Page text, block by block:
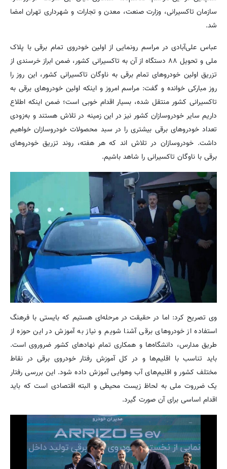
سازمان تاکسیرانی، وزارت صنعت، معدن و تجارات و شهرداری تهران امضا
شد.
عباس علی‌آبادی در مراسم رونمایی از اولین خودروی تمام برقی با پلاک
ملی و تحویل ۸۸ دستگاه از آن به تاکسیرانی کشور، ضمن ابراز خرسندی از
تزریق اولین خودروهای تمام برقی به ناوگان تاکسیرانی کشور، این روز را
روز مبارکی خوانده و گفت: مراسم امروز و اینکه اولین خودروهای برقی به
تاکسیرانی کشور منتقل شده، بسیار اقدام خوبی است؛ ضمن اینکه اطلاع
داریم سایر خودروسازان کشور نیز در این زمینه در تلاش هستند و به‌زودی
تعداد خودروهای برقی بیشتری را در سبد محصولات خودروسازان خواهیم
داشت. خودروسازان در تلاش اند که هر هفته، روند تزریق خودروهای
برقی با ناوگان تاکسیرانی را شاهد باشیم.
وی تصریح کرد: اما در حقیقت در مرحله‌ای هستیم که بایستی با فرهنگ‌
استفاده از خودروهای برقی آشنا شویم و نیاز به آموزش در این حوزه از
طریق مدارس، دانشگاه‌ها و همکاری تمام نهادهای کشور ضروروی است.
باید تناسب با اقلیم‌ها و در کل آموزش رفتار خودروی برقی در نقاط
مختلف کشور و اقلیم‌های آب وهوایی آموزش داده شود. این بررسی رفتار
یک ضرروت ملی به لحاظ زیست محیطی و البته اقتصادی است که باید
اقدام اساسی برای آن صورت گیرد.